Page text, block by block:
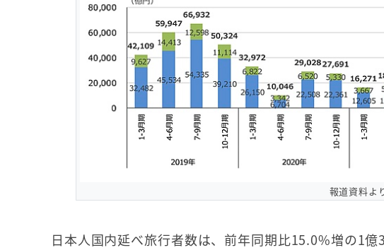
報道資料よ
日本人国内延べ旅行者数は、前年同期比15.0%増の1